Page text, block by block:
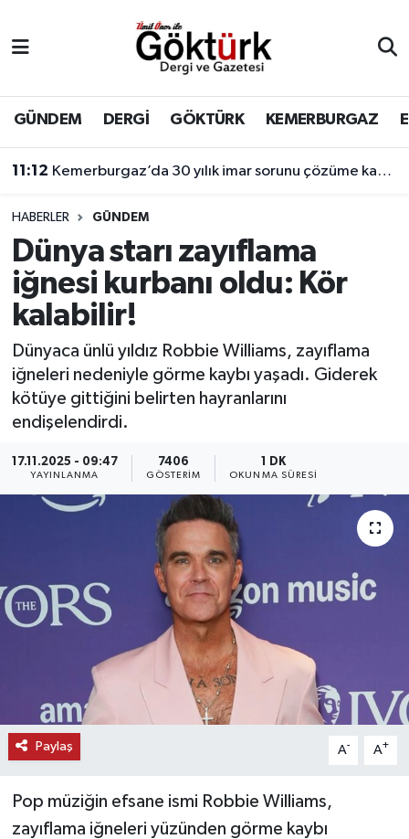
GÜNDEM DERGİ GÖKTÜRK KEMERBURGAZ
11:12 Kemerburgaz’da 30 yılık imar sorunu çözüme kavuşuyor
HABERLER GÜNDEM
Dünya starı zayıflama
iğnesi kurbanı oldu: Kör
kalabilir!
Dünyaca ünlü yıldız Robbie Williams, zayıflama
iğneleri nedeniyle görme kaybı yaşadı. Giderek
kötüye gittiğini belirten hayranlarını
endişelendirdi.
17.11.2025 - 09:47
YAYINLANMA
7406
GÖSTERIM
1 DK
OKUNMA SÜRESI
Paylaş A- A+
Pop müziğin efsane ismi Robbie Williams,
zayıflama iğneleri yüzünden görme kaybı
BİLİM
DERGİ
DÜNYA
EĞİTİM
EKONOMİ
GÖKTÜRK
GÜNDEM
ÖZEL HABER
SAĞLIK
SPOR
TEKNOLOJİ
YAŞAM
Eyüpsultan Hava Durumu
Eyüpsultan Trafik Yoğunluk Haritası
Süper Lig Puan Durumu ve Fikstür
Tüm Manşetler
Son Dakika Haberleri
Haber Arşivi